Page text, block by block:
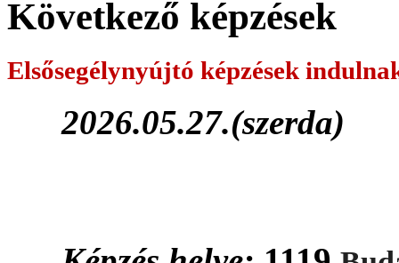
Következő képzések
Elsősegélynyújtó képzések
2026.05.27.(szerda)